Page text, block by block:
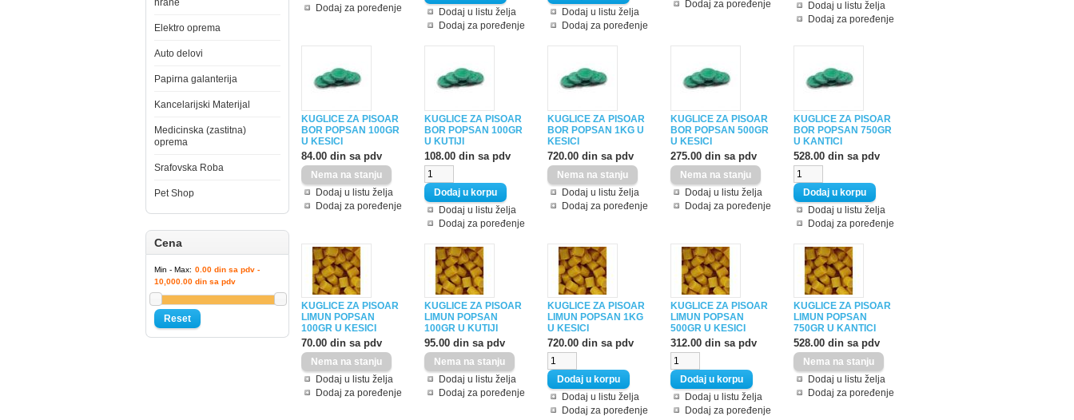
hrane
Elektro oprema
Auto delovi
Papirna galanterija
Kancelarijski Materijal
Medicinska (zastitna)
oprema
Srafovska Roba
Pet Shop
Cena
Min - Max: 0.00 din sa pdv -
10,000.00 din sa pdv
Reset
Dodaj za poređenje
Dodaj u listu želja
Dodaj za poređenje
Dodaj u listu želja
Dodaj za poređenje
Dodaj za poređenje
Dodaj u listu želja
Dodaj za poređenje
KUGLICE ZA PISOAR
BOR POPSAN 100GR
U KESICI
84.00 din sa pdv
Dodaj u listu želja
Dodaj za poređenje
KUGLICE ZA PISOAR
BOR POPSAN 100GR
U KUTIJI
108.00 din sa pdv
Dodaj u listu želja
Dodaj za poređenje
KUGLICE ZA PISOAR
BOR POPSAN 1KG U
KESICI
720.00 din sa pdv
Dodaj u listu želja
Dodaj za poređenje
KUGLICE ZA PISOAR
BOR POPSAN 500GR
U KESICI
275.00 din sa pdv
Dodaj u listu želja
Dodaj za poređenje
KUGLICE ZA PISOAR
BOR POPSAN 750GR
U KANTICI
528.00 din sa pdv
Dodaj u listu želja
Dodaj za poređenje
KUGLICE ZA PISOAR
LIMUN POPSAN
100GR U KESICI
70.00 din sa pdv
Dodaj u listu želja
Dodaj za poređenje
KUGLICE ZA PISOAR
LIMUN POPSAN
100GR U KUTIJI
95.00 din sa pdv
Dodaj u listu želja
Dodaj za poređenje
KUGLICE ZA PISOAR
LIMUN POPSAN 1KG
U KESICI
720.00 din sa pdv
Dodaj u listu želja
Dodaj za poređenje
KUGLICE ZA PISOAR
LIMUN POPSAN
500GR U KESICI
312.00 din sa pdv
Dodaj u listu želja
Dodaj za poređenje
KUGLICE ZA PISOAR
LIMUN POPSAN
750GR U KANTICI
528.00 din sa pdv
Dodaj u listu želja
Dodaj za poređenje